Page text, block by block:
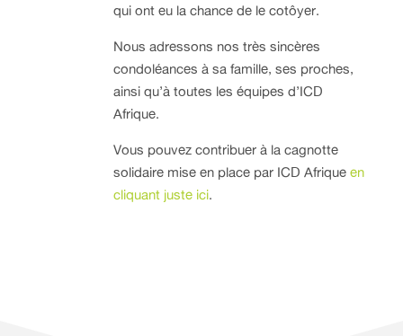
qui ont eu la chance de le cotôyer.
Nous adressons nos très sincères
condoléances à sa famille, ses proches,
ainsi qu’à toutes les équipes d’ICD
Afrique.
Vous pouvez contribuer à la cagnotte
solidaire mise en place par ICD Afrique en
cliquant juste ici.